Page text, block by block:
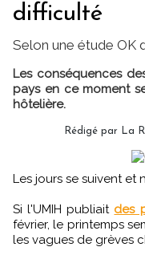
difficulté
Selon une étude OK
Les conséquences
pays en ce moment
hôtelière.
Rédigé par La
Les jours se suivent et
Si l'UMIH publiait des
février, le printemps
les vagues de grèves